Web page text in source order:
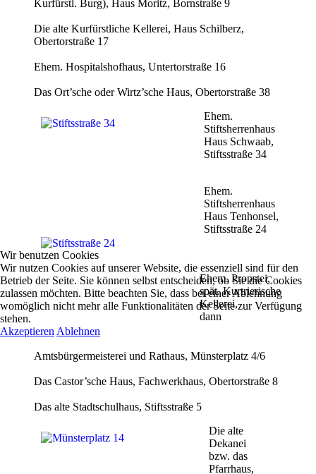
Kurfürstl. Burg), Haus Moritz, Bornstraße 9
Die alte Kurfürstliche Kellerei, Haus Schilberz,
Obertorstraße 17
Ehem. Hospitalshofhaus, Untertorstraße 16
Das Ort’sche oder Wirtz’sche Haus, Obertorstraße 38
Ehem.
Stiftsherrenhaus
Haus Schwaab,
Stiftsstraße 34
Ehem.
Stiftsherrenhaus
Haus Tenhonsel,
Stiftsstraße 24
Ehem. Propstei,
spät. Kurtrierische
Kellerei,
dann
Amtsbürgermeisterei und Rathaus, Münsterplatz 4/6
Das Castor’sche Haus, Fachwerkhaus, Obertorstraße 8
Das alte Stadtschulhaus, Stiftsstraße 5
Die alte
Dekanei
bzw. das
Pfarrhaus,
Wir benutzen Cookies
Wir nutzen Cookies auf unserer Website, die essenziell sind für den
Betrieb der Seite. Sie können selbst entscheiden, ob Sie die Cookies
zulassen möchten. Bitte beachten Sie, dass bei einer Ablehnung
womöglich nicht mehr alle Funktionalitäten der Seite zur Verfügung
stehen.
Akzeptieren Ablehnen